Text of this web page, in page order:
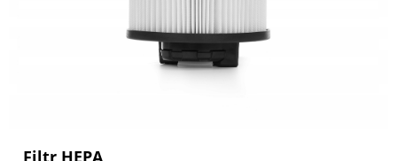
Filtr HEPA